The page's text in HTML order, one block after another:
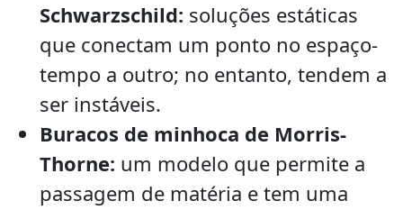
Schwarzschild: soluções estáticas
que conectam um ponto no espaço-
tempo a outro; no entanto, tendem a
ser instáveis.
Buracos de minhoca de Morris-
Thorne: um modelo que permite a
passagem de matéria e tem uma